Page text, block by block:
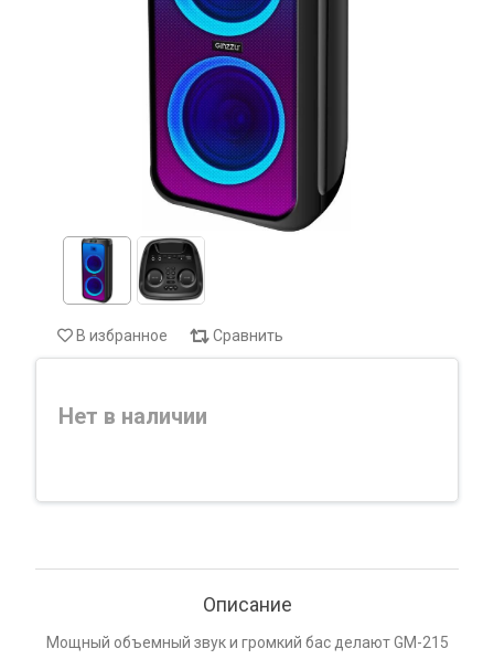
В избранное Сравнить
Нет в наличии
Описание
Мощный объемный звук и громкий бас делают GM-215